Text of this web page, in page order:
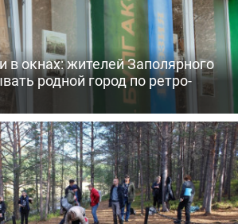
окнах: жителей Заполярного
родной город по ретро-